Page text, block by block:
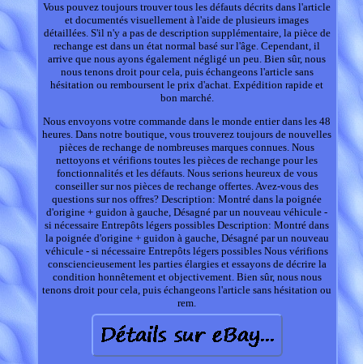
Vous pouvez toujours trouver tous les défauts décrits dans l'article
et documentés visuellement à l'aide de plusieurs images
détaillées. S'il n'y a pas de description supplémentaire, la pièce de
rechange est dans un état normal basé sur l'âge. Cependant, il
arrive que nous ayons également négligé un peu. Bien sûr, nous
nous tenons droit pour cela, puis échangeons l'article sans
hésitation ou remboursent le prix d'achat. Expédition rapide et
bon marché.
Nous envoyons votre commande dans le monde entier dans les 48
heures. Dans notre boutique, vous trouverez toujours de nouvelles
pièces de rechange de nombreuses marques connues. Nous
nettoyons et vérifions toutes les pièces de rechange pour les
fonctionnalités et les défauts. Nous serions heureux de vous
conseiller sur nos pièces de rechange offertes. Avez-vous des
questions sur nos offres? Description: Montré dans la poignée
d'origine + guidon à gauche, Désagné par un nouveau véhicule -
si nécessaire Entrepôts légers possibles Description: Montré dans
la poignée d'origine + guidon à gauche, Désagné par un nouveau
véhicule - si nécessaire Entrepôts légers possibles Nous vérifions
consciencieusement les parties élargies et essayons de décrire la
condition honnêtement et objectivement. Bien sûr, nous nous
tenons droit pour cela, puis échangeons l'article sans hésitation ou
rem.